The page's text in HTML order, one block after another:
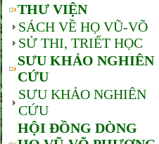
THƯ VIỆN
SÁCH VỀ HỌ VŨ-VÕ
SỬ THI, TRIẾT HỌC
SƯU KHẢO NGHIÊN
CỨU
SƯU KHẢO NGHIÊN
CỨU
HỘI ĐỒNG DÒNG